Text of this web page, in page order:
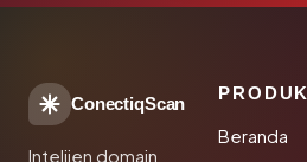
ConectiqScan
Intelijen domain
PRODUK
Beranda